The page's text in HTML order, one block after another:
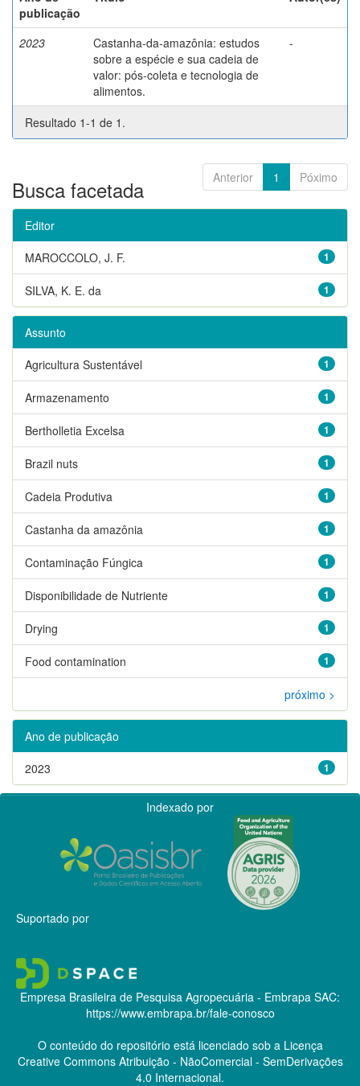
publicação
2023
Castanha-da-amazônia: estudos
sobre a espécie e sua cadeia de
valor: pós-coleta e tecnologia de
alimentos.
-
Resultado 1-1 de 1.
Anterior 1 Póximo
Busca facetada
Editor
1
MAROCCOLO, J. F.
1
SILVA, K. E. da
Assunto
1
Agricultura Sustentável
1
Armazenamento
1
Bertholletia Excelsa
1
Brazil nuts
1
Cadeia Produtiva
1
Castanha da amazônia
1
Contaminação Fúngica
1
Disponibilidade de Nutriente
1
Drying
1
Food contamination
próximo >
Ano de publicação
1
2023
Indexado por
Suportado por
Empresa Brasileira de Pesquisa Agropecuária - Embrapa SAC:
https://www.embrapa.br/fale-conosco
O conteúdo do repositório está licenciado sob a Licença
Creative CommonsAtribuição - NãoComercial - SemDerivações
4.0 Internacional.